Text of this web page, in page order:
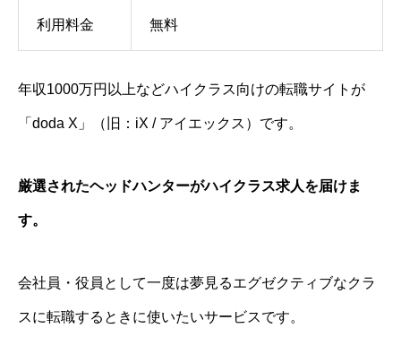
利用料金 無料
年収1000万円以上などハイクラス向けの転職サイトが
「doda X」（旧：iX / アイエックス）です。
厳選されたヘッドハンターがハイクラス求人を届けま
す。
会社員・役員として一度は夢見るエグゼクティブなクラ
スに転職するときに使いたいサービスです。